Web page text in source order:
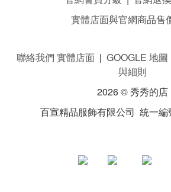
實體店面與官網商品售
聯絡我們 實體店面 | GOOGLE 地圖
與細則
2026 © 秀秀的店
百宣精品服飾有限公司 統一編